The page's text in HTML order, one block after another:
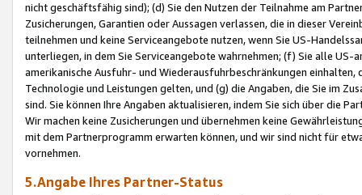
nicht geschäftsfähig sind); (d) Sie den Nutzen der Teilnahme am
Zusicherungen, Garantien oder Aussagen verlassen, die in dieser
teilnehmen und keine Serviceangebote nutzen, wenn Sie US-
unterliegen, in dem Sie Serviceangebote wahrnehmen; (f) Sie alle
amerikanische Ausfuhr- und Wiederausfuhrbeschränkungen
Technologie und Leistungen gelten, und (g) die Angaben, die Sie im
sind. Sie können Ihre Angaben aktualisieren, indem Sie sich über die
Wir machen keine Zusicherungen und übernehmen keine
mit dem Partnerprogramm erwarten können, und wir sind nicht für
vornehmen.
5.Angabe Ihres Partner-Status